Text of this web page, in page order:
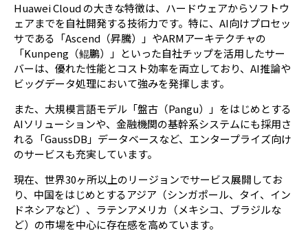
Huawei Cloud の大きな特徴は、ハードウェアからソフトウ
ェアまでを自社開発する技術力です。特に、AI向けプロセッ
サである「Ascend（昇騰）」やARMアーキテクチャの
「Kunpeng（鲲鵬）」といった自社チップを活用したサー
バーは、優れた性能とコスト効率を両立しており、AI推論や
ビッグデータ処理において強みを発揮します。
また、大規模言語モデル「盤古（Pangu）」をはじめとする
AIソリューションや、金融機関の基幹系システムにも採用さ
れる「GaussDB」データベースなど、エンタープライズ向け
のサービスも充実しています。
現在、世界30ヶ所以上のリージョンでサービス展開してお
り、中国をはじめとするアジア（シンガポール、タイ、イン
ドネシアなど）、ラテンアメリカ（メキシコ、ブラジルな
ど）の市場を中心に存在感を高めています。